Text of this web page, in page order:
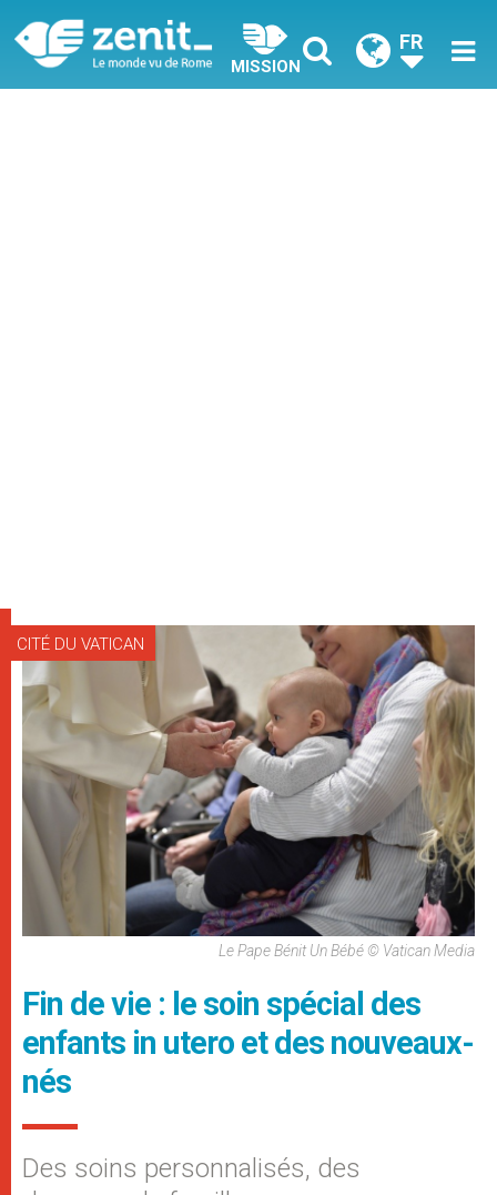
MISSION
FR
CITÉ DU VATICAN
Le Pape Bénit Un Bébé © Vatican Media
Fin de vie : le soin spécial des
enfants in utero et des nouveaux-
nés
Des soins personnalisés, des